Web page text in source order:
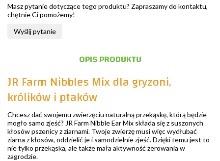
Masz pytanie dotyczące tego produktu? Zapraszamy do kontaktu,
chętnie Ci pomożemy!
Wyślij pytanie
OPIS PRODUKTU
JR Farm Nibbles Mix dla gryzoni,
królików i ptaków
Chcesz dać swojemu zwierzęciu naturalną przekąskę, którą będzie
mogło samo zjeść? JR Farm Nibble Ear Mix składa się z suszonych
kłosów pszenicy z ziarnami. Twoje zwierzę musi więc wydłubać
ziarna z kłosów, oddzielić je i samodzielnie zjeść. Dzięki temu jest to
nie tylko przekąska, ale także mała aktywność żerowania w
zagrodzie.